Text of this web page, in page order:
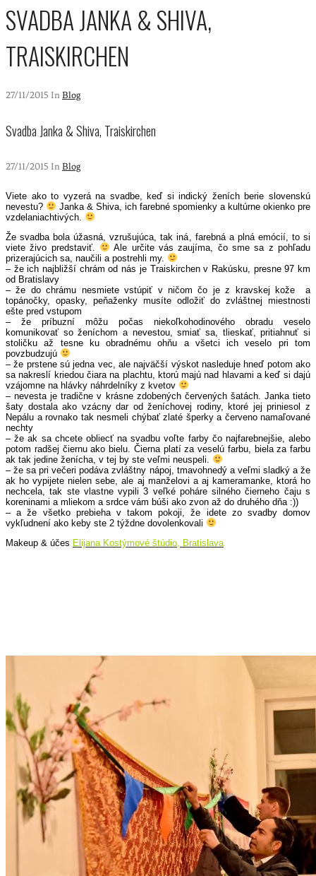
SVADBA JANKA & SHIVA,
TRAISKIRCHEN
27/11/2015 In Blog
Svadba Janka & Shiva, Traiskirchen
27/11/2015 In Blog
Viete ako to vyzerá na svadbe, keď si indický ženích berie slovenskú
nevestu?
Janka & Shiva, ich farebné spomienky a kultúrne okienko pre
vzdelaniachtivých.
Že svadba bola úžasná, vzrušujúca, tak iná, farebná a plná emócií, to si
viete živo predstaviť.
Ale určite vás zaujíma, čo sme sa z pohľadu
prizerajúcich sa, naučili a postrehli my.
– že ich najbližší chrám od nás je Traiskirchen v Rakúsku, presne 97 km
od Bratislavy
– že do chrámu nesmiete vstúpiť v ničom čo je z kravskej kože a
topánočky, opasky, peňaženky musíte odložiť do zvláštnej miestnosti
ešte pred vstupom
– že príbuzní môžu počas niekoľkohodinového obradu veselo
komunikovať so ženíchom a nevestou, smiať sa, tlieskať, pritiahnuť si
stoličku až tesne ku obradnému ohňu a všetci ich veselo pri tom
povzbudzujú
– že prstene sú jedna vec, ale najväčší výskot nasleduje hneď potom ako
sa nakreslí kriedou čiara na plachtu, ktorú majú nad hlavami a keď si dajú
vzájomne na hlávky náhrdelníky z kvetov
– nevesta je tradične v krásne zdobených červených šatách. Janka tieto
šaty dostala ako vzácny dar od ženíchovej rodiny, ktoré jej priniesol z
Nepálu a rovnako tak nesmeli chýbať zlaté šperky a červeno namaľované
nechty
– že ak sa chcete obliecť na svadbu voľte farby čo najfarebnejšie, alebo
potom radšej čiernu ako bielu. Čierna platí za veselú farbu, biela za farbu
ak tak jedine ženícha, v tej by ste veľmi neuspeli.
– že sa pri večeri podáva zvláštny nápoj, tmavohnedý a veľmi sladký a že
ak ho vypijete nielen sebe, ale aj manželovi a aj kameramanke, ktorá ho
nechcela, tak ste vlastne vypili 3 veľké poháre silného čierneho čaju s
koreninami a mliekom a srdce vám búši ako zvon až do druhého dňa :))
– a že všetko prebieha v takom pokoji, že idete zo svadby domov
vykľudnení ako keby ste 2 týždne dovolenkovali
Makeup & účes Elijana Kostýmové štúdio, Bratislava